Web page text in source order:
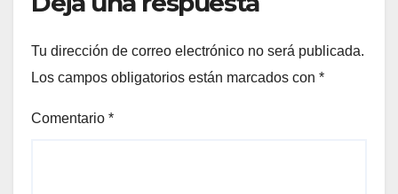
Tu dirección de correo electrónico no será publicada.
Los campos obligatorios están marcados con *
Comentario *